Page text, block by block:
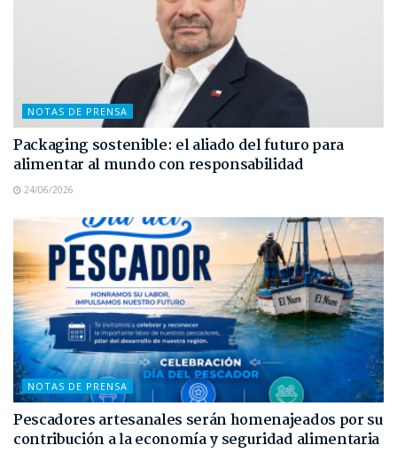
NOTAS DE PRENSA
Packaging sostenible: el aliado del futuro para
alimentar al mundo con responsabilidad
24/06/2026
NOTAS DE PRENSA
Pescadores artesanales serán homenajeados por su
contribución a la economía y seguridad alimentaria